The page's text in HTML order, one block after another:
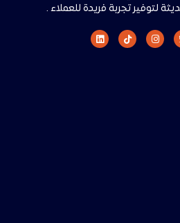
لتوفير تجربة فريدة للعملاء .